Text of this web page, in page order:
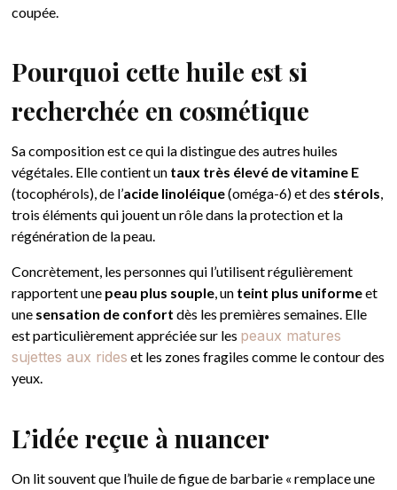
coupée.
Pourquoi cette huile est si
recherchée en cosmétique
Sa composition est ce qui la distingue des autres huiles
végétales. Elle contient un taux très élevé de vitamine E
(tocophérols), de l’acide linoléique(oméga-6) et des stérols,
trois éléments qui jouent un rôle dans la protection et la
régénération de la peau.
Concrètement, les personnes qui l’utilisent régulièrement
rapportent une peau plus souple, un teint plus uniformeet
une sensation de confort dès les premières semaines. Elle
est particulièrement appréciée sur les peaux matures
sujettes aux rides et les zones fragiles comme le contour des
yeux.
L’idée reçue à nuancer
On lit souvent que l’huile de figue de barbarie « remplace une